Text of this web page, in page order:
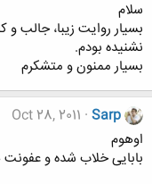
سلام
بسیار روایت زیبا، جالب و
نشنیده بودم.
بسیار ممنون و متشکرم
Sarp
Oct 28, 2011
اوهوم
بابایی خلاب شده و عفونت